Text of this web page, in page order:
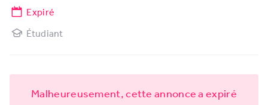
Expiré
Étudiant
Malheureusement, cette annonce a expiré